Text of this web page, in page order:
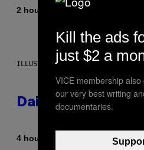
2 hours ago Emma Garland
ILLUSTRATION BY REESA.
Daily Horoscope:
4 hours ago Ashley Fike
Kill the ads
just $2 a
VICE membership
our very best writing
documentaries.